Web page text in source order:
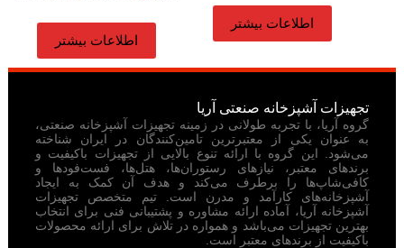
اطلاعات بیشتر
اطلاعات بیشتر
تجهیزات آشپزخانه صنعتی آریا
گروه آریا، با تجربه طولانی در زمینه تجهیزات آشپزخانه صنعتی،
به عنوان یکی از معتبرترین تامین‌کنندگان در ایران شناخته
می‌شود. این گروه با ارائه تنوع بالایی از تجهیزات باکیفیت و
برندهای معتبر، نیازهای رستوران‌ها، هتل‌ها، فست‌فودها و
کافی‌شاپ‌ها را برطرف می‌کند و هدف آن کمک به ایجاد
آشپزخانه‌های کارآمد و مدرن است. تیم متخصص تجهیزات
آشپزخانه آریا، آماده ارائه مشاوره و پشتیبانی فنی برای انتخاب
بهترین تجهیزات می‌باشد و همواره در تلاش برای ارائه محصولات
باکیفیت از برندهای معتبر است.